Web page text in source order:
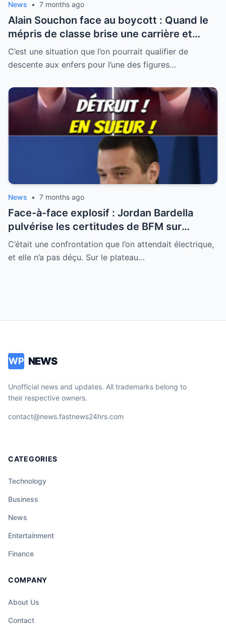
News • 7 months ago
Alain Souchon face au boycott : Quand le
mépris de classe brise une carrière et
révèle la fracture française
C’est une situation que l’on pourrait qualifier de
descente aux enfers pour l’une des figures…
News • 7 months ago
Face-à-face explosif : Jordan Bardella
pulvérise les certitudes de BFM sur
l’immigration et le Conseil constitutionnel
C’était une confrontation que l’on attendait électrique,
et elle n’a pas déçu. Sur le plateau…
WP NEWS
Unofficial news and updates. All trademarks belong to
their respective owners.
contact@news.fastnews24hrs.com
CATEGORIES
Technology
Business
News
Entertainment
Finance
COMPANY
About Us
Contact